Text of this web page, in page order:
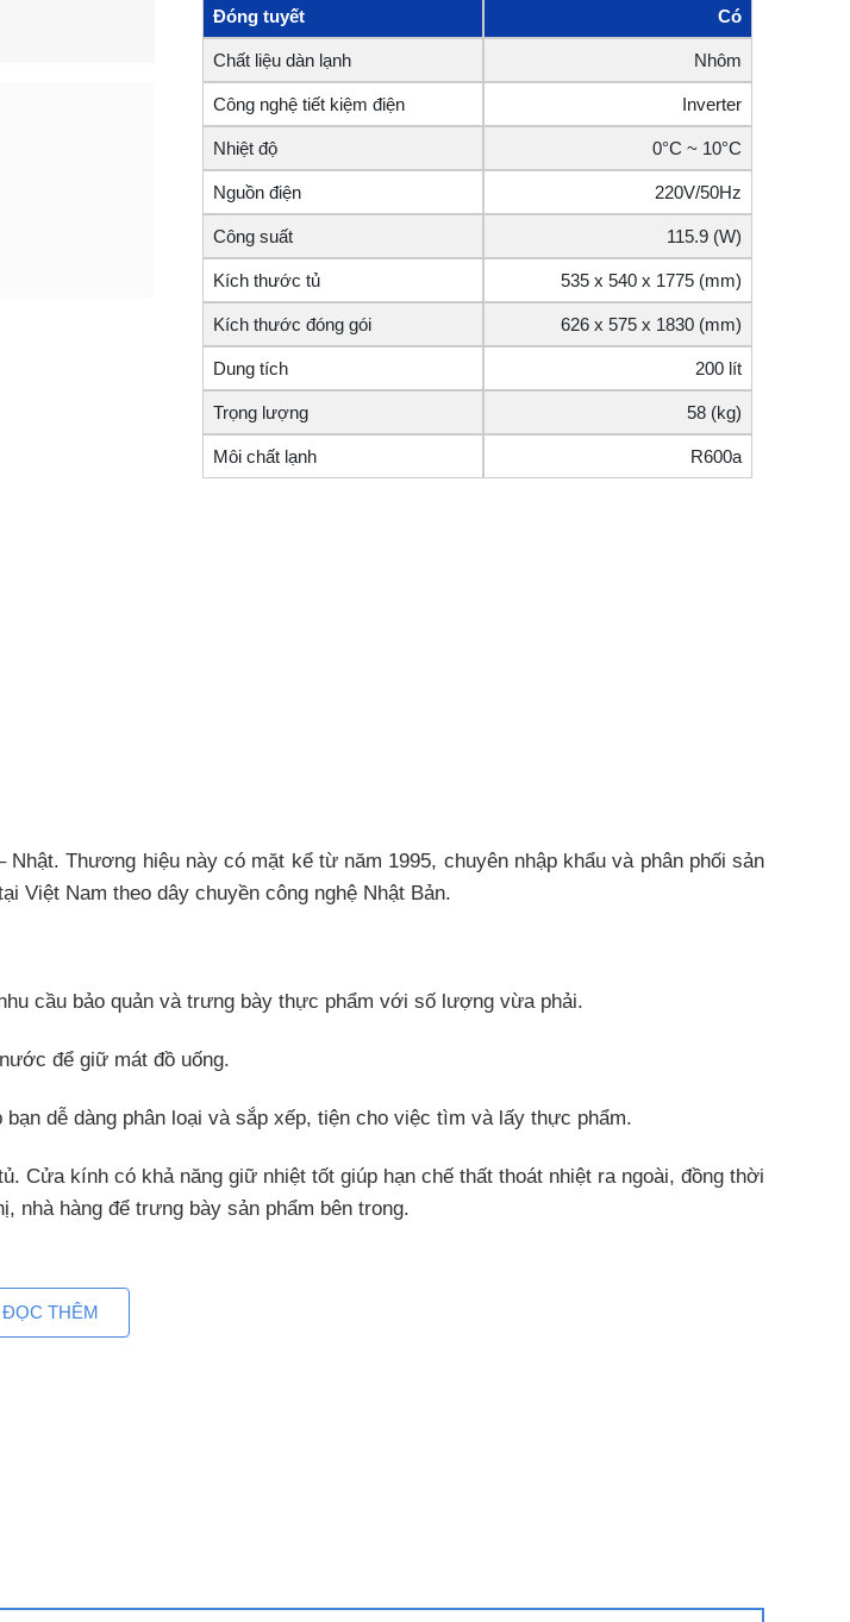
Đóng tuyết Có
Chất liệu dàn lạnh Nhôm
Công nghệ tiết kiệm điện Inverter
Nhiệt độ 0°C ~ 10°C
Nguồn điện 220V/50Hz
Công suất 115.9 (W)
Kích thước tủ 535 x 540 x 1775 (mm)
Kích thước đóng gói 626 x 575 x 1830 (mm)
Dung tích 200 lít
Trọng lượng 58 (kg)
Môi chất lạnh R600a
Thương hiệu này có mặt kể từ năm 1995, chuyên nhập khẩu và phân phối sản
Việt Nam theo dây chuyền công nghệ Nhật Bản.
cầu bảo quản và trưng bày thực phẩm với số lượng vừa phải.
để giữ mát đồ uống.
dễ dàng phân loại và sắp xếp, tiện cho việc tìm và lấy thực phẩm.
Cửa kính có khả năng giữ nhiệt tốt giúp hạn chế thất thoát nhiệt ra ngoài, đồng thời
nhà hàng để trưng bày sản phẩm bên trong.
độ để duy trì nhiệt độ cài đặt, không còn tình trạng đóng ngắt liên tục như tủ mát
ĐỌC THÊM